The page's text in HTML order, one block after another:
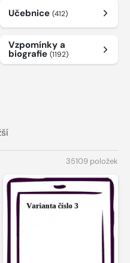
Učebnice (412)
Vzpomínky a
biografie (1192)
35109 položek